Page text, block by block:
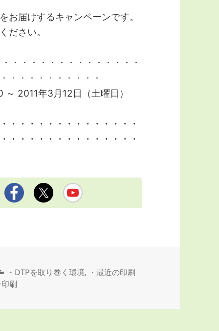
お届けするキャンペーンです。
ださい。
・・・・・・・・・・・・・・
・・・・・・・・・・
2011年3月12日（土曜日）
・・・・・・・・・・・・・・
・・・・・・・・・・・・・・
カ
テ
リ
・DTPを取り巻く環境, ・最近の印刷
刷